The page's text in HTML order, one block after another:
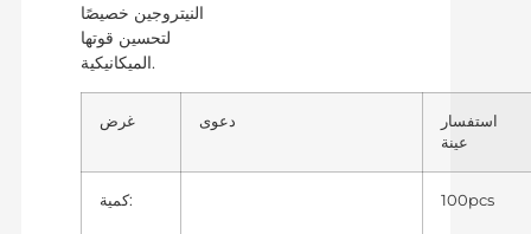
النيتروجين خصيصًا
لتحسين قوتها
الميكانيكية.
غرض دعوى
استفسار
عينة
كمية: 100pcs